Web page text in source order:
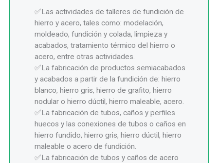
Las actividades de talleres de fundición de
hierro y acero, tales como: modelación,
moldeado, fundición y colada, limpieza y
acabados, tratamiento térmico del hierro o
acero, entre otras actividades.
La fabricación de productos semiacabados
y acabados a partir de la fundición de: hierro
blanco, hierro gris, hierro de grafito, hierro
nodular o hierro dúctil, hierro maleable, acero.
La fabricación de tubos, caños y perfiles
huecos y las conexiones de tubos o caños en
hierro fundido, hierro gris, hierro dúctil, hierro
maleable o acero de fundición.
La fabricación de tubos y caños de acero